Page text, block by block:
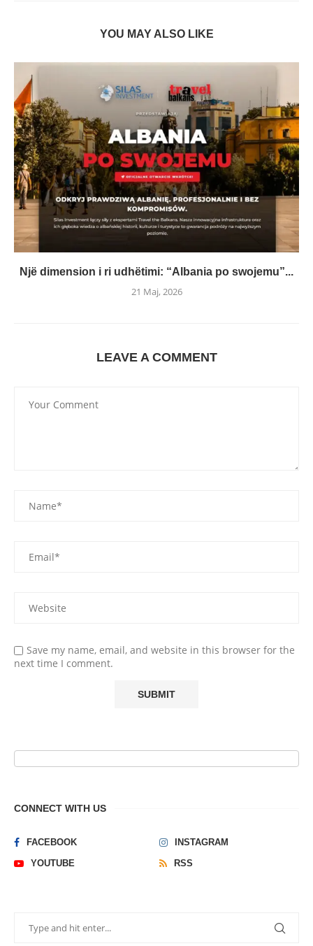
YOU MAY ALSO LIKE
Një dimension i ri udhëtimi: “Albania po swojemu”...
21 Maj, 2026
LEAVE A COMMENT
Save my name, email, and website in this browser for the
next time I comment.
CONNECT WITH US
FACEBOOK
INSTAGRAM
YOUTUBE
RSS